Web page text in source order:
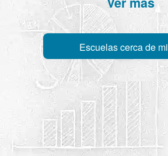
Escuelas cerca de mi